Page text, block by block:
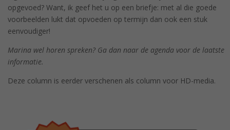
opgevoed? Want, ik geef het u op een briefje: met al die goede
voorbeelden lukt dat opvoeden op termijn dan ook een stuk
eenvoudiger!
Marina wel horen spreken? Ga dan naar de agenda voor de laatste
informatie.
Deze column is eerder verschenen als column voor HD-media.